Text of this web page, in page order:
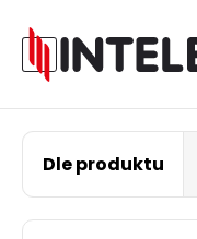
Dle produktu